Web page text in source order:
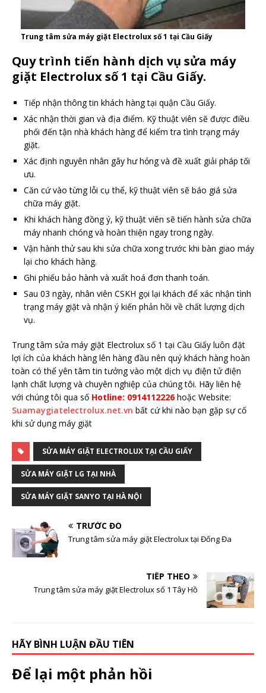
Trung tâm sửa máy giặt Electrolux số 1 tại Cầu Giấy
Quy trình tiến hành dịch vụ sửa máy
giặt Electrolux số 1 tại Cầu Giấy.
Tiếp nhận thông tin khách hàng tại quận Cầu Giấy.
Xác nhận thời gian và địa điểm. Kỹ thuật viên sẽ được điều
phối đến tận nhà khách hàng để kiểm tra tình trạng máy
giặt.
Xác định nguyên nhân gây hư hỏng và đề xuất giải pháp tối
ưu.
Căn cứ vào từng lỗi cụ thể, kỹ thuật viên sẽ báo giá sửa
chữa máy giặt.
Khi khách hàng đồng ý, kỹ thuật viên sẽ tiến hành sửa chữa
máy nhanh chóng và hoàn thiện ngay trong ngày.
Vận hành thử sau khi sửa chữa xong trước khi bàn giao máy
lại cho khách hàng.
Ghi phiếu bảo hành và xuất hoá đơn thanh toán.
Sau 03 ngày, nhân viên CSKH gọi lại khách để xác nhận tình
trạng máy giặt và nhận ý kiến phản hồi về chất lượng dịch
vụ.
Trung tâm sửa máy giặt Electrolux số 1 tại Cầu Giấy luôn đặt
lợi ích của khách hàng lên hàng đầu nên quý khách hàng hoàn
toàn có thể yên tâm tin tưởng vào một dịch vụ điện tử điện
lạnh chất lượng và chuyên nghiệp của chúng tôi. Hãy liên hệ
với chúng tôi qua số Hotline: 0914112226 hoặc Website:
Suamaygiatelectrolux.net.vn bất cứ khi nào bạn gặp sự cố
khi sử dụng máy giặt
SỬA MÁY GIẶT ELECTROLUX TẠI CẦU GIẤY
SỬA MÁY GIẶT LG TẠI NHÀ
SỬA MÁY GIẶT SANYO TẠI HÀ NỘI
TRƯỚC ĐÓ
Trung tâm sửa máy giặt Electrolux tại Đống Đa
TIẾP THEO
Trung tâm sửa máy giặt Electrolux số 1 Tây Hồ
HÃY BÌNH LUẬN ĐẦU TIÊN
Để lại một phản hồi